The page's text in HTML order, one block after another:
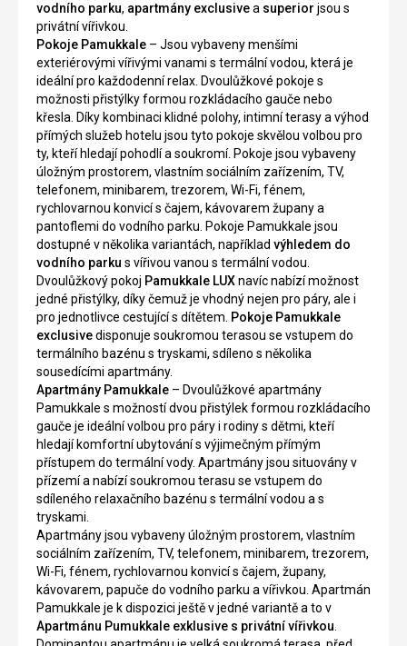
vodního parku, apartmány exclusivea superior jsou s
privátní vířivkou.
Pokoje Pamukkale – Jsou vybaveny menšími
exteriérovými vířivými vanami s termální vodou, která je
ideální pro každodenní relax. Dvoulůžkové pokoje s
možnosti přistýlky formou rozkládacího gauče nebo
křesla. Díky kombinaci klidné polohy, intimní terasy a výhod
přímých služeb hotelu jsou tyto pokoje skvělou volbou pro
ty, kteří hledají pohodlí a soukromí. Pokoje jsou vybaveny
úložným prostorem, vlastním sociálním zařízením, TV,
telefonem, minibarem, trezorem, Wi-Fi, fénem,
rychlovarnou konvicí s čajem, kávovarem župany a
pantoflemi do vodního parku. Pokoje Pamukkale jsou
dostupné v několika variantách, například výhledem do
vodního parku s vířivou vanou s termální vodou.
Dvoulůžkový pokoj Pamukkale LUXnavíc nabízí možnost
jedné přistýlky, díky čemuž je vhodný nejen pro páry, ale i
pro jednotlivce cestující s dítětem. Pokoje Pamukkale
exclusivedisponuje soukromou terasou se vstupem do
termálního bazénu s tryskami, sdíleno s několika
sousedícími apartmány.
Apartmány Pamukkale – Dvoulůžkové apartmány
Pamukkale s možností dvou přistýlek formou rozkládacího
gauče je ideální volbou pro páry i rodiny s dětmi, kteří
hledají komfortní ubytování s výjimečným přímým
přístupem do termální vody. Apartmány jsou situovány v
přízemí a nabízí soukromou terasu se vstupem do
sdíleného relaxačního bazénu s termální vodou a s
tryskami.
Apartmány jsou vybaveny úložným prostorem, vlastním
sociálním zařízením, TV, telefonem, minibarem, trezorem,
Wi-Fi, fénem, rychlovarnou konvicí s čajem, župany,
kávovarem, papuče do vodního parku a vířivkou. Apartmán
Pamukkale je k dispozici ještě v jedné variantě a to v
Apartmánu Pumukkale exklusive s privátní vířivkou